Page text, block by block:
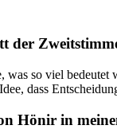
der
so viel bedeutet
dass
⁢Hönir in